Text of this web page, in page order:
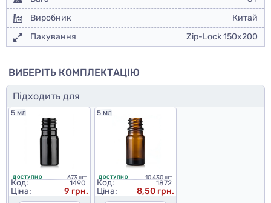
Виробник
Китай
Пакування
Zip-Lock 150x200
ВИБЕРІТЬ КОМПЛЕКТАЦІЮ
Підходить для
5 мл
ДОСТУПНО 673 шт
Код: 1490
Ціна:
9 грн.
5 мл
ДОСТУПНО 10 430 шт
Код: 1872
Ціна:
8,50 грн.